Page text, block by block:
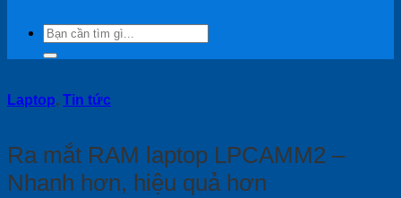
Search
for:
Laptop, Tin tức
Ra mắt RAM laptop LPCAMM2 –
Nhanh hơn, hiệu quả hơn